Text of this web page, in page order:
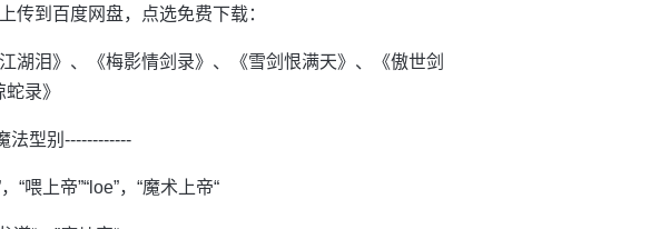
传到百度网盘，点选免费下载：
湖泪》、《梅影情剑录》、《雪剑恨满天》、《傲世剑
录》
法型别------------
“喂上帝”“loe”，“魔术上帝“